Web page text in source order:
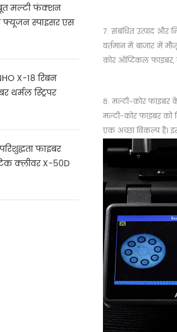
मल्टी फंक्शन
फ्यूजन स्पाइसर एस
X-18 रिबन
थर्मल स्ट्रिपर
फाइबर
क्लीवर X-50D
7. संबंधित उत्पाद और
वर्तमान में बाजार में
कोर ऑप्टिकल फाइबर,
8. मल्टी-कोर फाइबर
मल्टी-कोर फाइबर को
एक अच्छा विकल्प है।